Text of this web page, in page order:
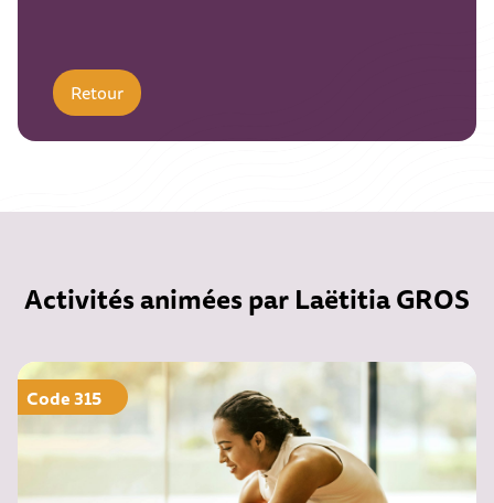
Retour
Activités animées par Laëtitia GROS
Code 315